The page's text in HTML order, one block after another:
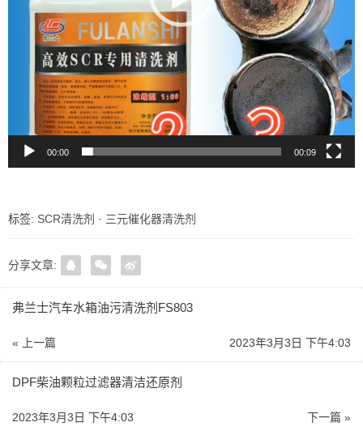
00:00 00:09
标签: SCR清洗剂 · 三元催化器清洗剂
分享文章:
弗兰士汽车水箱油污清洗剂FS803
« 上一篇 2023年3月3日 下午4:03
DPF柴油颗粒过滤器清洁还原剂
下一篇 »
2023年3月3日 下午4:03